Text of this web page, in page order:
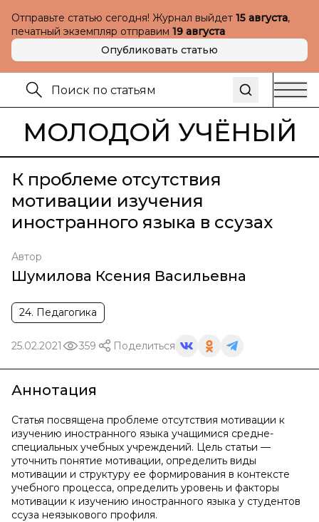
Отправьте статью сегодня! Журнал выйдет 15 августа,
печатный экземпляр отправим 19 августа
Опубликовать статью
МОЛОДОЙ УЧЁНЫЙ
К проблеме отсутствия
мотивации изучения
иностранного языка в ссузах
Автор
Шумилова Ксения Васильевна
24. Педагогика
25.02.2021 359 Поделиться
Аннотация
Статья посвящена проблеме отсутствия мотивации к
изучению иностранного языка учащимися средне-
специальных учебных учреждений. Цель статьи —
уточнить понятие мотивации, определить виды
мотивации и структуру ее формирования в контексте
учебного процесса, определить уровень и факторы
мотивации к изучению иностранного языка у студентов
ссуза неязыкового профиля.